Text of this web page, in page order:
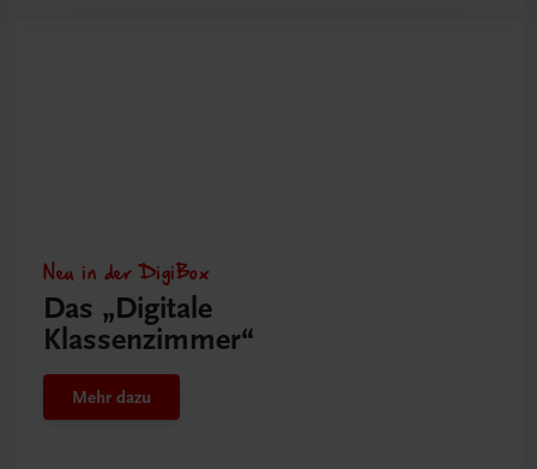
Neu in der DigiBox
Das „Digitale
Klassenzimmer“
Mehr dazu